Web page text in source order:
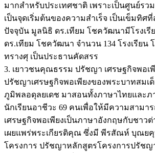
มากสำหรับประเทศชาติ เพราะเป็นศูนย์ร
เป็นจุดเริ่มต้นของความสำเร็จ เป็นเข็มทิศ
ปัจจุบัน มูลนิธิ ดร.เทียม โชควัฒนามีโรงเ
ดร.เทียม โชควัฒนา จำนวน 134 โรงเรียน
ทรางศุ เป็นประธานคัดสรร
3. เยาวชนคุณธรรม ปรัชญา เศรษฐกิจพอเ
ปรัชญาเศรษฐกิจพอเพียงของพระบาทสมเ
ภูมิพลอดุลยเดช มาสอนทั้งภาษาไทยและภ
นักเรียนอาชีวะ 69 คนเพื่อให้มีความสามา
เศรษฐกิจพอเพียงเป็นภาษาอังกฤษกับชาว
เผยแพร่พระเกียรติคุณ ซึ่งมี พีรสัณห์ บุณย
โครงการ ปรัชญาหลักสูตรโครงการปรัชญ